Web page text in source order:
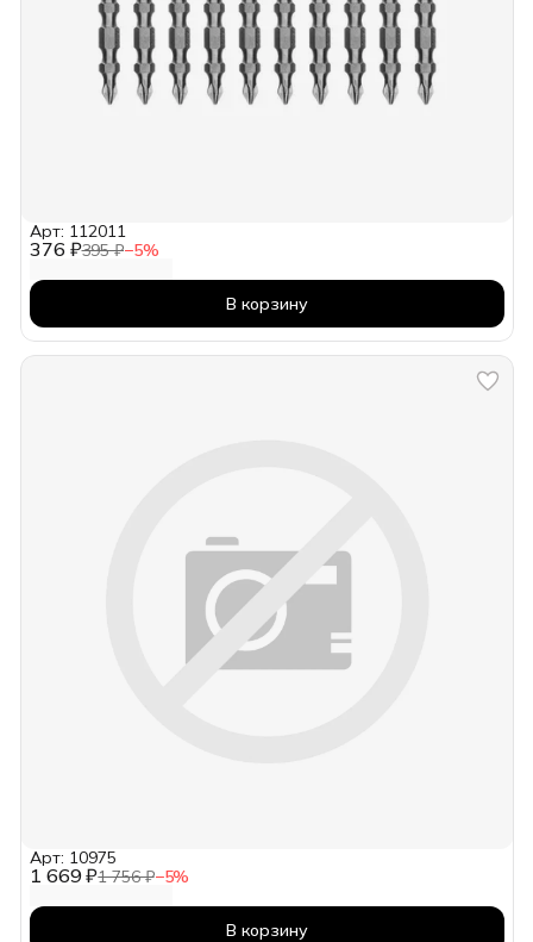
376 ₽395 ₽−5%
Арт: 112011
В корзину
1 669 ₽1 756 ₽−5%
Арт: 10975
В корзину